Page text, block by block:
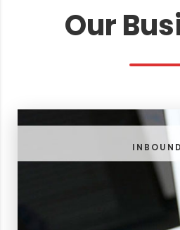
Our
INBOUND
บริษัทฯ มี
ถึง 1,000 คู่สาย
INBOUND